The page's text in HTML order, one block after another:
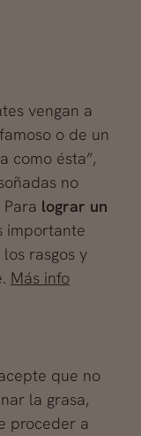
vengan a
o de un
como ésta”,
no
lograr un
importante
rasgos y
Más info
que no
la grasa,
proceder a